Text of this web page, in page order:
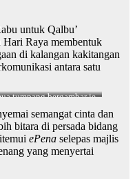
untuk Qalbu’
Hari Raya membentuk
di kalangan kakitangan
antara satu
tumpang bergambar je
semangat cinta dan
bitara di persada bidang
ePena selepas majlis
yang menyertai